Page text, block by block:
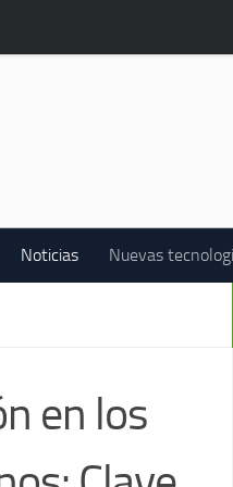
Noticias Nuevas
en los